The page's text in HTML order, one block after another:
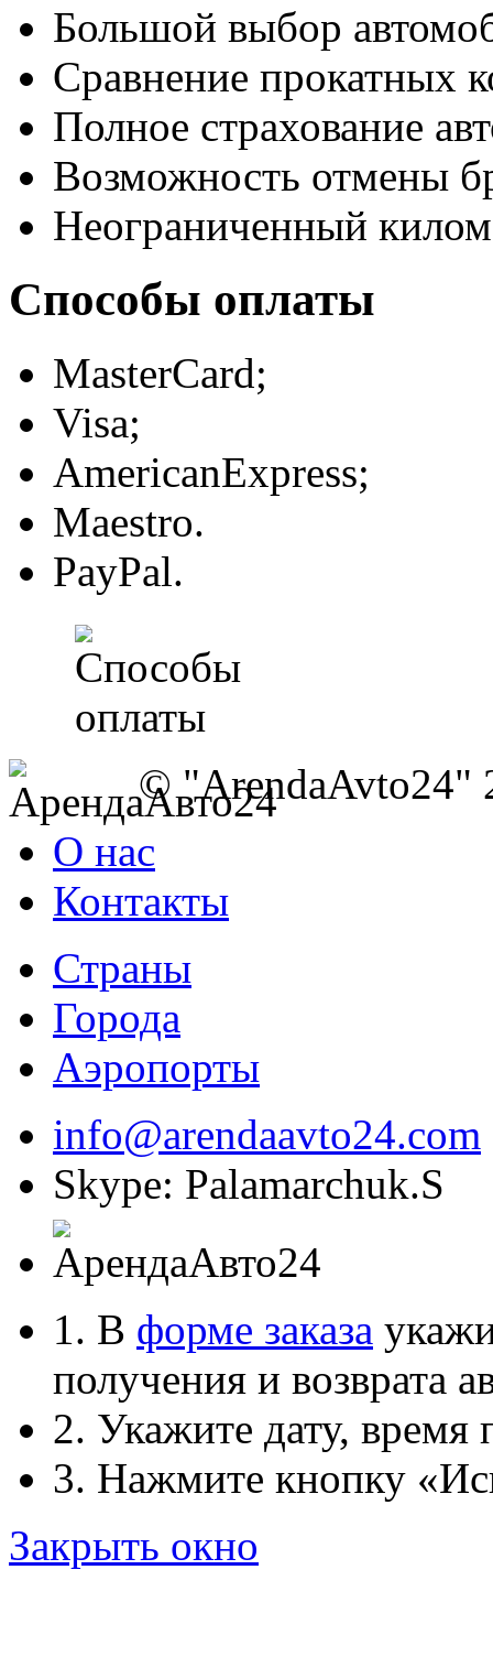
Большой выбор
Сравнение прокатных
Полное страхование
Возможность отмены
Неограниченный
Способы оплаты
MasterCard;
Visa;
AmericanExpress;
Maestro.
PayPal.
© "ArendaAvto24"
О нас
Контакты
Страны
Города
Аэропорты
info@arendaavto24.com
Skype: Palamarchuk.S
1. В форме заказа
получения и возврата
2. Укажите дату, время
3. Нажмите кнопку
Закрыть окно